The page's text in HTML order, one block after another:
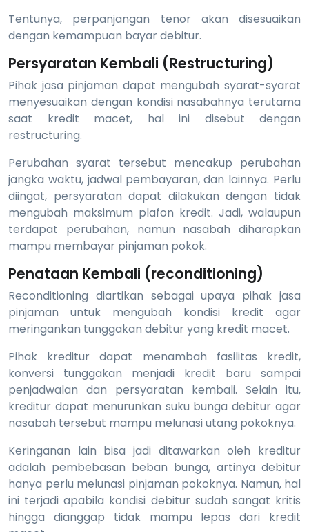
Tentunya, perpanjangan tenor akan disesuaikan
dengan kemampuan bayar debitur.
Persyaratan Kembali (Restructuring)
Pihak jasa pinjaman dapat mengubah syarat-syarat
menyesuaikan dengan kondisi nasabahnya terutama
saat kredit macet, hal ini disebut dengan
restructuring.
Perubahan syarat tersebut mencakup perubahan
jangka waktu, jadwal pembayaran, dan lainnya. Perlu
diingat, persyaratan dapat dilakukan dengan tidak
mengubah maksimum plafon kredit. Jadi, walaupun
terdapat perubahan, namun nasabah diharapkan
mampu membayar pinjaman pokok.
Penataan Kembali (reconditioning)
Reconditioning diartikan sebagai upaya pihak jasa
pinjaman untuk mengubah kondisi kredit agar
meringankan tunggakan debitur yang kredit macet.
Pihak kreditur dapat menambah fasilitas kredit,
konversi tunggakan menjadi kredit baru sampai
penjadwalan dan persyaratan kembali. Selain itu,
kreditur dapat menurunkan suku bunga debitur agar
nasabah tersebut mampu melunasi utang pokoknya.
Keringanan lain bisa jadi ditawarkan oleh kreditur
adalah pembebasan beban bunga, artinya debitur
hanya perlu melunasi pinjaman pokoknya. Namun, hal
ini terjadi apabila kondisi debitur sudah sangat kritis
hingga dianggap tidak mampu lepas dari kredit